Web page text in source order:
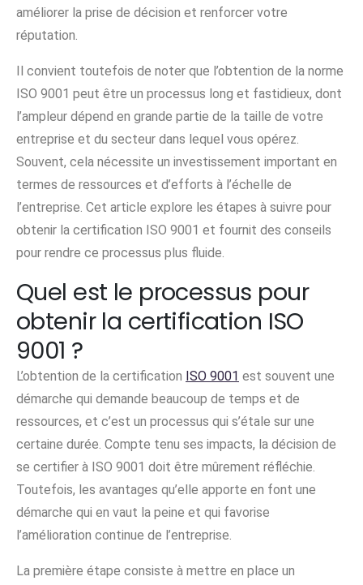
améliorer la prise de décision et renforcer votre
réputation.
Il convient toutefois de noter que l’obtention de la norme
ISO 9001 peut être un processus long et fastidieux, dont
l’ampleur dépend en grande partie de la taille de votre
entreprise et du secteur dans lequel vous opérez.
Souvent, cela nécessite un investissement important en
termes de ressources et d’efforts à l’échelle de
l’entreprise. Cet article explore les étapes à suivre pour
obtenir la certification ISO 9001 et fournit des conseils
pour rendre ce processus plus fluide.
Quel est le processus pour
obtenir la certification ISO
9001 ?
L’obtention de la certification ISO 9001 est souvent une
démarche qui demande beaucoup de temps et de
ressources, et c’est un processus qui s’étale sur une
certaine durée. Compte tenu ses impacts, la décision de
se certifier à ISO 9001 doit être mûrement réfléchie.
Toutefois, les avantages qu’elle apporte en font une
démarche qui en vaut la peine et qui favorise
l’amélioration continue de l’entreprise.
La première étape consiste à mettre en place un